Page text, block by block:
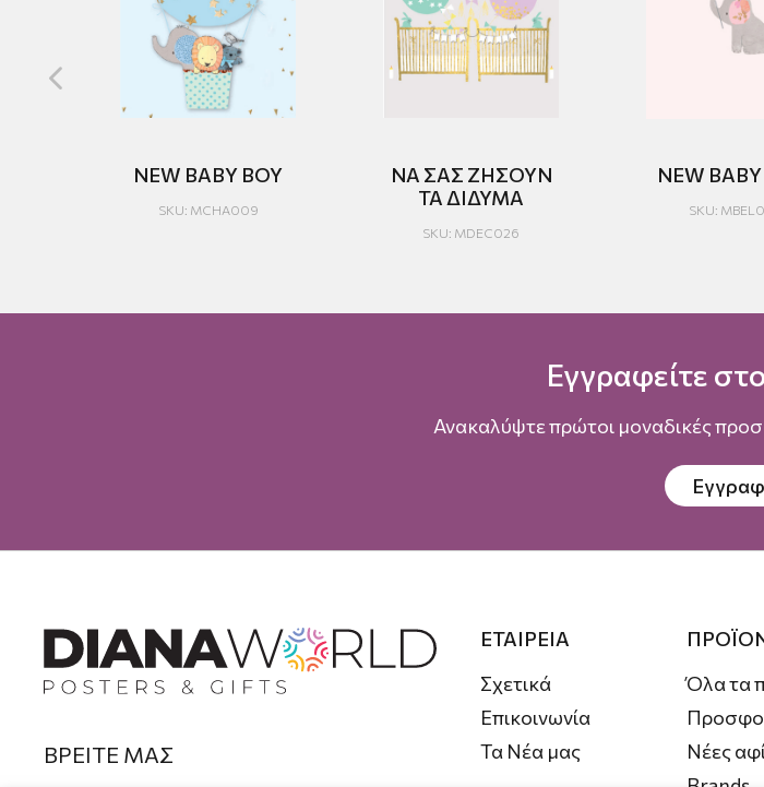
NEW BABY BOY
SKU: MCHA009
ΝΑ ΣΑΣ ΖΗΣΟΥΝ
ΤΑ ΔΙΔΥΜΑ
SKU: MDEC026
NEW
SKU:
Εγγραφείτε
Ανακαλύψτε πρώτοι μοναδικές
ΒΡΕΙΤΕ ΜΑΣ
ΕΤΑΙΡΕΙΑ
Σχετικά
Επικοινωνία
Τα Νέα μας
Όλα τα
Νέες